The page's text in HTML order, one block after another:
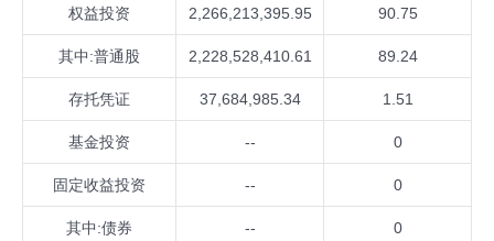
权益投资 2,266,213,395.95 90.75
其中:普通股 2,228,528,410.61 89.24
存托凭证 37,684,985.34 1.51
基金投资 -- 0
固定收益投资 -- 0
其中:债券 -- 0